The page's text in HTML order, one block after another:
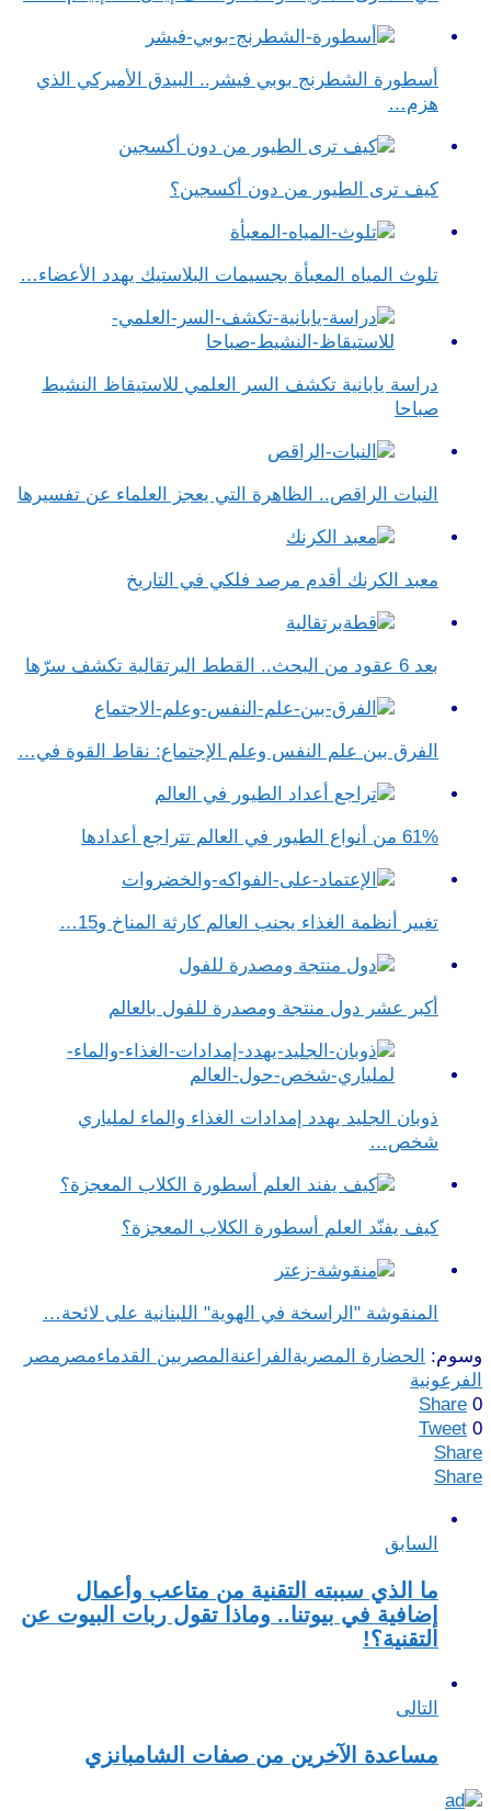
أسطورة الشطرنج بوبي فيشر.. البيدق الأميركي الذي
هزم…
كيف ترى الطيور من دون أكسجين؟
تلوث المياه المعبأة بجسيمات البلاستيك يهدد الأعضاء…
دراسة يابانية تكشف السر العلمي للاستيقاظ النشيط
صباحا
النبات الراقص.. الظاهرة التي يعجز العلماء عن تفسيرها
معبد الكرنك أقدم مرصد فلكي في التاريخ
بعد 6 عقود من البحث.. القطط البرتقالية تكشف سرّها
الفرق بين علم النفس وعلم الإجتماع​: نقاط القوة في…
61% من أنواع الطيور في العالم تتراجع أعدادها
تغيير أنظمة الغذاء يجنب العالم كارثة المناخ و15…
أكبر عشر دول منتجة ومصدرة للفول بالعالم
ذوبان الجليد يهدد إمدادات الغذاء والماء لملياري
شخص…
كيف يفنّد العلم أسطورة الكلاب المعجزة؟
المنقوشة "الراسخة في الهوية" اللبنانية على لائحة…
وسوم: الحضارة المصرية الفراعنة المصريين القدماءمصر مصر
الفرعونية
Share 0
Tweet 0
Share
Share
السابق
ما الذي سببته التقنية من متاعب وأعمال
إضافية في بيوتنا.. وماذا تقول ربات البيوت عن
التقنية؟!
التالى
مساعدة الآخرين من صفات الشامبانزي